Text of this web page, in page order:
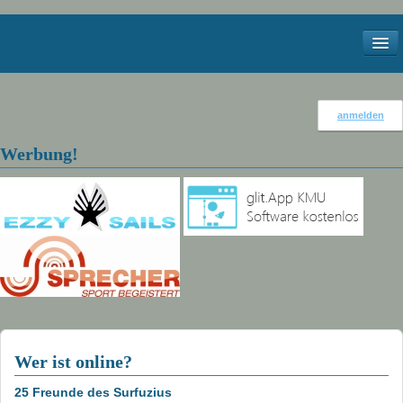
Meteo
Webcams
2012
anmelden
Werbung!
Wer ist online?
25 Freunde des Surfuzius